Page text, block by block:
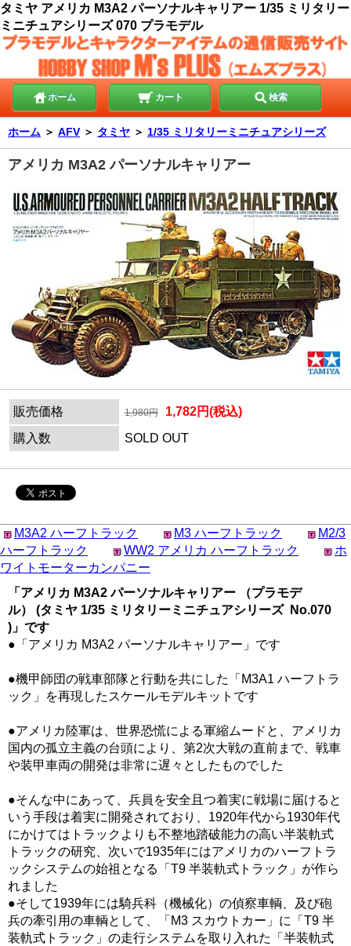
タミヤ アメリカ M3A2 パーソナルキャリアー 1/35 ミリタリー
ミニチュアシリーズ 070 プラモデル
ホーム カート 検索
ホーム ＞ AFV ＞ タミヤ ＞ 1/35 ミリタリーミニチュアシリーズ
アメリカ M3A2 パーソナルキャリアー
販売価格 1,980円
1,782円(税込)
購入数
SOLD OUT
M3A2 ハーフトラック M3 ハーフトラック
M2/3
ハーフトラック
WW2 アメリカ ハーフトラック
ホ
ワイトモーターカンパニー
「アメリカ M3A2 パーソナルキャリアー （プラモデ
ル） (タミヤ 1/35 ミリタリーミニチュアシリーズ No.070
)」です
●「アメリカ M3A2 パーソナルキャリアー」です
●機甲師団の戦車部隊と行動を共にした「M3A1 ハーフトラ
ック」を再現したスケールモデルキットです
●アメリカ陸軍は、世界恐慌による軍縮ムードと、アメリカ
国内の孤立主義の台頭により、第2次大戦の直前まで、戦車
や装甲車両の開発は非常に遅々としたものでした
●そんな中にあって、兵員を安全且つ着実に戦場に届けると
いう手段は着実に開発されており、1920年代から1930年代
にかけてはトラックよりも不整地踏破能力の高い半装軌式
トラックの研究、次いで1935年にはアメリカのハーフトラ
ックシステムの始祖となる「T9 半装軌式トラック」が作ら
れました
●そして1939年には騎兵科（機械化）の偵察車輌、及び砲
兵の牽引用の車輌として、「M3 スカウトカー」に「T9 半
装軌式トラック」の走行システムを取り入れた「半装軌式